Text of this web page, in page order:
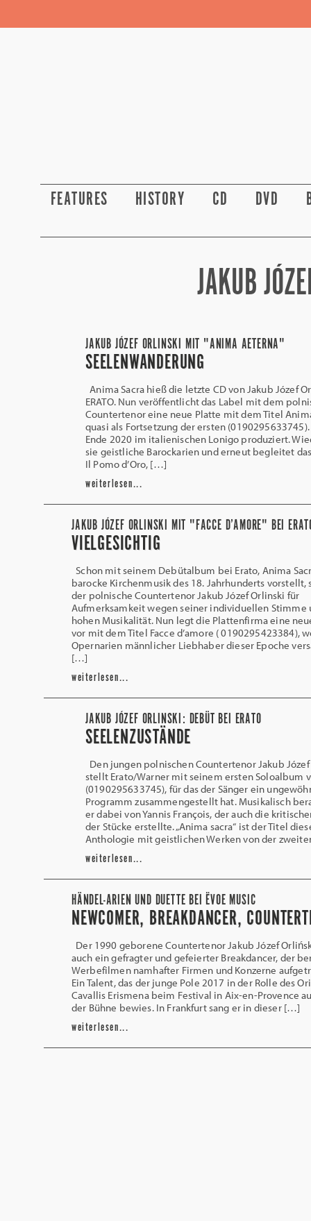
FEATURES HISTORY CD DVD
JAKUB
JAKUB JÓZEF ORLINSKI MIT "ANIMA AETERNA"
SEELENWANDERUNG
Anima Sacra hieß die letzte CD von Jakub Józef
ERATO. Nun veröffentlicht das Label mit dem
Countertenor eine neue Platte mit dem Titel
quasi als Fortsetzung der ersten
Ende 2020 im italienischen Lonigo produziert.
sie geistliche Barockarien und erneut begleitet
Il Pomo d’Oro, […]
weiterlesen...
JAKUB JÓZEF ORLINSKI MIT "FACCE D’AMORE" BEI
VIELGESICHTIG
Schon mit seinem Debütalbum bei Erato, Anima
barocke Kirchenmusik des 18. Jahrhunderts vorstellt,
der polnische Countertenor Jakub Józef Orlinski für
Aufmerksamkeit wegen seiner individuellen Stimme
hohen Musikalität. Nun legt die Plattenfirma eine
vor mit dem Titel Facce d’amore ( 0190295423384),
Opernarien männlicher Liebhaber dieser Epoche
[…]
weiterlesen...
JAKUB JÓZEF ORLINSKI: DEBÜT BEI ERATO
SEELENZUSTÄNDE
Den jungen polnischen Countertenor Jakub
stellt Erato/Warner mit seinem ersten Soloalbum
(0190295633745), für das der Sänger ein
Programm zusammengestellt hat. Musikalisch
er dabei von Yannis François, der auch die
der Stücke erstellte. „Anima sacra“ ist der Titel
Anthologie mit geistlichen Werken von der
weiterlesen...
HÄNDEL-ARIEN UND DUETTE BEI ËVOE MUSIC
NEWCOMER, BREAKDANCER,
Der 1990 geborene Countertenor Jakub Józef
auch ein gefragter und gefeierter Breakdancer, der
Werbefilmen namhafter Firmen und Konzerne
Ein Talent, das der junge Pole 2017 in der Rolle des
Cavallis Erismena beim Festival in Aix-en-Provence
der Bühne bewies. In Frankfurt sang er in dieser […]
weiterlesen...